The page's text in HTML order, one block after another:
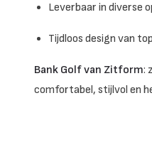
Leverbaar in diverse
Tijdloos design van
Bank Golf van Zitform:
comfortabel, stijlvol en